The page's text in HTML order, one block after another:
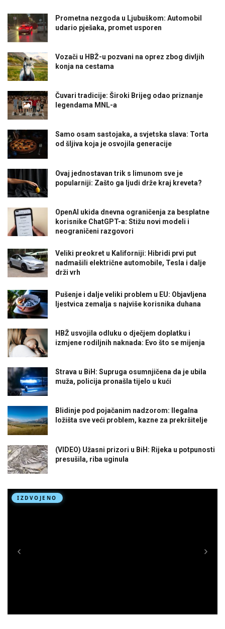
Prometna nezgoda u Ljubuškom: Automobil
udario pješaka, promet usporen
Vozači u HBŽ-u pozvani na oprez zbog divljih
konja na cestama
Čuvari tradicije: Široki Brijeg odao priznanje
legendama MNL-a
Samo osam sastojaka, a svjetska slava: Torta
od šljiva koja je osvojila generacije
Ovaj jednostavan trik s limunom sve je
popularniji: Zašto ga ljudi drže kraj kreveta?
OpenAI ukida dnevna ograničenja za besplatne
korisnike ChatGPT-a: Stižu novi modeli i
neograničeni razgovori
Veliki preokret u Kaliforniji: Hibridi prvi put
nadmašili električne automobile, Tesla i dalje
drži vrh
Pušenje i dalje veliki problem u EU: Objavljena
ljestvica zemalja s najviše korisnika duhana
HBŽ usvojila odluku o dječjem doplatku i
izmjene rodiljnih naknada: Evo što se mijenja
Strava u BiH: Supruga osumnjičena da je ubila
muža, policija pronašla tijelo u kući
Blidinje pod pojačanim nadzorom: Ilegalna
ložišta sve veći problem, kazne za prekršitelje
(VIDEO) Užasni prizori u BiH: Rijeka u potpunosti
presušila, riba uginula